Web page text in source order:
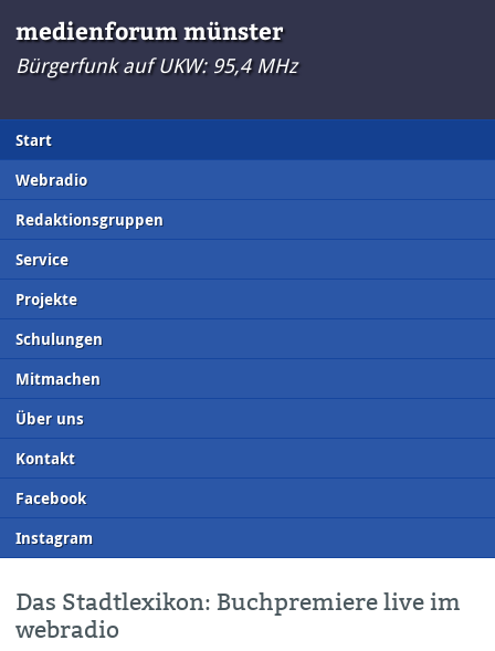
medienforum münster
Bürgerfunk auf UKW: 95,4 MHz
Start
Webradio
Redaktionsgruppen
Service
Projekte
Schulungen
Mitmachen
Über uns
Kontakt
Facebook
Instagram
Das Stadtlexikon: Buchpremiere live im
webradio